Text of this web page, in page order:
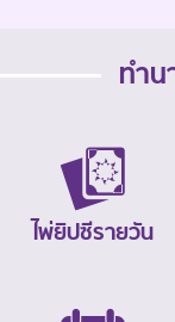
ทำน
ไพ่ยิปซีรายวัน